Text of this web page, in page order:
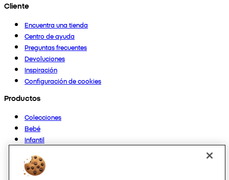
Cliente
Encuentra una tienda
Centro de ayuda
Preguntas frecuentes
Devoluciones
Inspiración
Configuración de cookies
Productos
Colecciones
Bebé
Infantil
Mujer
Hombre